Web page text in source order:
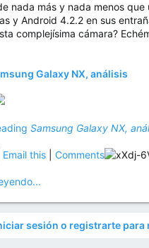
nada más y nada menos que
y Android 4.2.2 en sus
complejísima cámara?
Galaxy NX, análisis
Samsung Galaxy NX,
Email this Comments
sesión o registrarte para